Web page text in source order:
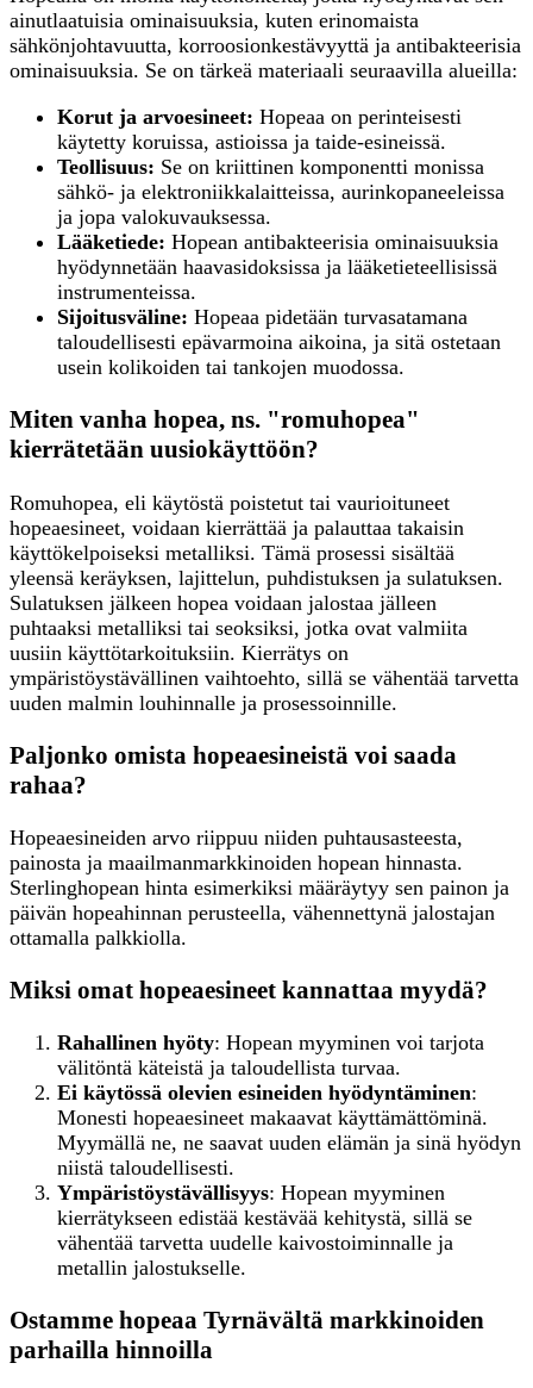
ainutlaatuisia ominaisuuksia, kuten erinomaista
sähkönjohtavuutta, korroosionkestävyyttä ja antibakteerisia
ominaisuuksia. Se on tärkeä materiaali seuraavilla alueilla:
Korut ja arvoesineet: Hopeaa on perinteisesti
käytetty koruissa, astioissa ja taide-esineissä.
Teollisuus: Se on kriittinen komponentti monissa
sähkö- ja elektroniikkalaitteissa, aurinkopaneeleissa
ja jopa valokuvauksessa.
Lääketiede: Hopean antibakteerisia ominaisuuksia
hyödynnetään haavasidoksissa ja lääketieteellisissä
instrumenteissa.
Sijoitusväline: Hopeaa pidetään turvasatamana
taloudellisesti epävarmoina aikoina, ja sitä ostetaan
usein kolikoiden tai tankojen muodossa.
Miten vanha hopea, ns. "romuhopea"
kierrätetään uusiokäyttöön?
Romuhopea, eli käytöstä poistetut tai vaurioituneet
hopeaesineet, voidaan kierrättää ja palauttaa takaisin
käyttökelpoiseksi metalliksi. Tämä prosessi sisältää
yleensä keräyksen, lajittelun, puhdistuksen ja sulatuksen.
Sulatuksen jälkeen hopea voidaan jalostaa jälleen
puhtaaksi metalliksi tai seoksiksi, jotka ovat valmiita
uusiin käyttötarkoituksiin. Kierrätys on
ympäristöystävällinen vaihtoehto, sillä se vähentää tarvetta
uuden malmin louhinnalle ja prosessoinnille.
Paljonko omista hopeaesineistä voi saada
rahaa?
Hopeaesineiden arvo riippuu niiden puhtausasteesta,
painosta ja maailmanmarkkinoiden hopean hinnasta.
Sterlinghopean hinta esimerkiksi määräytyy sen painon ja
päivän hopeahinnan perusteella, vähennettynä jalostajan
ottamalla palkkiolla.
Miksi omat hopeaesineet kannattaa myydä?
Rahallinen hyöty: Hopean myyminen voi tarjota
välitöntä käteistä ja taloudellista turvaa.
Ei käytössä olevien esineiden hyödyntäminen:
Monesti hopeaesineet makaavat käyttämättöminä.
Myymällä ne, ne saavat uuden elämän ja sinä hyödyn
niistä taloudellisesti.
Ympäristöystävällisyys: Hopean myyminen
kierrätykseen edistää kestävää kehitystä, sillä se
vähentää tarvetta uudelle kaivostoiminnalle ja
metallin jalostukselle.
Ostamme hopeaa Tyrnävältä markkinoiden
parhailla hinnoilla